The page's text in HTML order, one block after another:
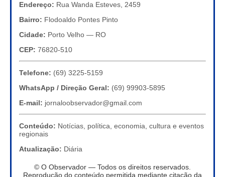
Endereço: Rua Wanda Esteves, 2459
Bairro: Flodoaldo Pontes Pinto
Cidade: Porto Velho — RO
CEP: 76820-510
Telefone: (69) 3225-5159
WhatsApp / Direção Geral: (69) 99903-5895
E-mail: jornaloobservador@gmail.com
Conteúdo: Notícias, política, economia, cultura e eventos
regionais
Atualização: Diária
© O Observador — Todos os direitos reservados.
Reprodução do conteúdo permitida mediante citação da